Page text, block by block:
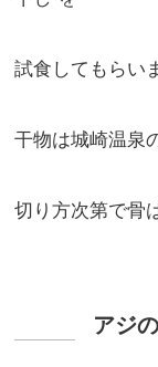
試食してもらい
干物は城崎温泉
切り方次第で骨
アジ